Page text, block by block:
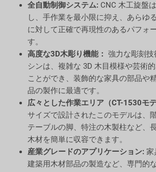
全自動制御システム:CNC 木工旋盤
し、手作業を最小限に抑え、あらゆ
に対して正確で再現性のあるパフォ
す。
高度な3D木彫り機能： 強力な彫刻
シンは、複雑な 3D 木目模様や芸術
ことができ、装飾的な家具の部品や
品の製作に最適です。
広々とした作業エリア（CT-1530モ
サイズで設計されたこのモデルは、
テーブルの脚、特注の木製柱など、
木材を簡単に収容できます。
産業グレードのアプリケーション:家
建築用木材部品の製造など、専門的